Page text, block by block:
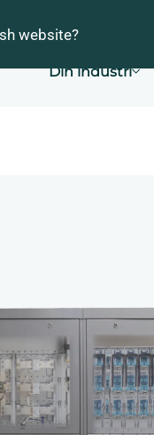
Din industri
website?